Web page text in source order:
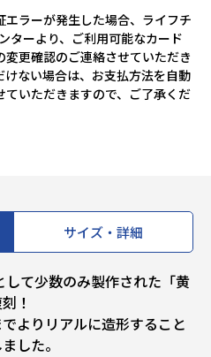
ラーが発生した場合、ライフチ
ターより、ご利用可能なカード
更確認のご連絡させていただき
ない場合は、お支払方法を自動
いただきますので、ご了承くだ
サイズ・詳細
て少数のみ製作された「黄
！
よりリアルに造形すること
した。